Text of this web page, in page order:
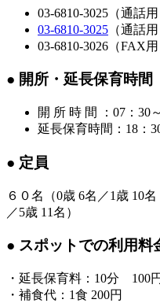
03-6810-3025（通話用
03-6810-3025 （通話用
03-6810-3026（FAX用
● 開所・延長保育時間
開 所 時 間 ：07：30
延長保育時間：18：
● 定員
６０名（0歳 6名／1歳 10
／5歳 11名）
● スポットでの利用料
・延長保育料：10分 100円
・補食代：1食 200円